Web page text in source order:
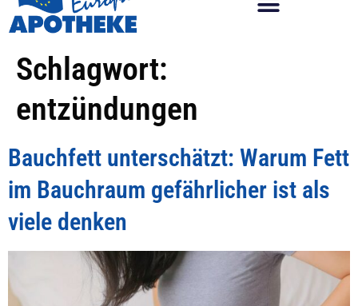
Schlagwort:
entzündungen
Bauchfett unterschätzt: Warum Fett
im Bauchraum gefährlicher ist als
viele denken